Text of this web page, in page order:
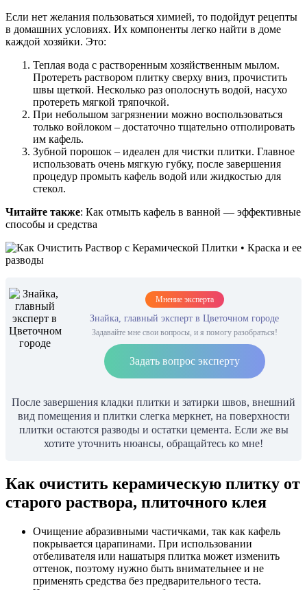
Если нет желания пользоваться химией, то подойдут рецепты
в домашних условиях. Их компоненты легко найти в доме
каждой хозяйки. Это:
Теплая вода с растворенным хозяйственным мылом.
Протереть раствором плитку сверху вниз, прочистить
швы щеткой. Несколько раз ополоснуть водой, насухо
протереть мягкой тряпочкой.
При небольшом загрязнении можно воспользоваться
только войлоком – достаточно тщательно отполировать
им кафель.
Зубной порошок – идеален для чистки плитки. Главное
использовать очень мягкую губку, после завершения
процедур промыть кафель водой или жидкостью для
стекол.
Читайте также: Как отмыть кафель в ванной — эффективные
способы и средства
Мнение эксперта
Знайка, главный эксперт в Цветочном городе
Задавайте мне свои вопросы, и я помогу разобраться!
Задать вопрос эксперту
После завершения кладки плитки и затирки швов, внешний
вид помещения и плитки слегка меркнет, на поверхности
плитки остаются разводы и остатки цемента. Если же вы
хотите уточнить нюансы, обращайтесь ко мне!
Как очистить керамическую плитку от
старого раствора, плиточного клея
Очищение абразивными частичками, так как кафель
покрывается царапинами. При использовании
отбеливателя или нашатыря плитка может изменить
оттенок, поэтому нужно быть внимательнее и не
применять средства без предварительного теста.